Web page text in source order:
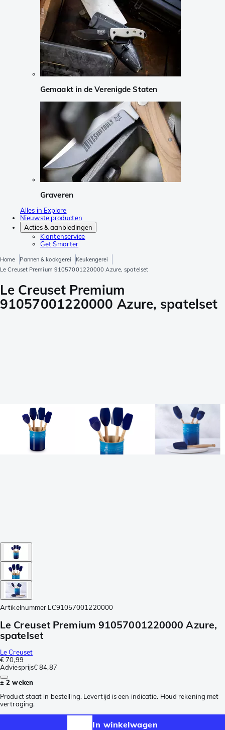
Gemaakt in de Verenigde Staten
Graveren
Alles in Explore
Nieuwste producten
Acties & aanbiedingen
Klantenservice
Get Smarter
Home Pannen & kookgerei
Keukengerei
Le Creuset Premium 91057001220000 Azure, spatelset
Le Creuset Premium
91057001220000 Azure, spatelset
Artikelnummer LC91057001220000
Le Creuset Premium 91057001220000 Azure,
spatelset
Le Creuset
€ 70,99
Adviesprijs€ 84,87
± 2 weken
Product staat in bestelling. Levertijd is een indicatie. Houd rekening met
vertraging.
In winkelwagen